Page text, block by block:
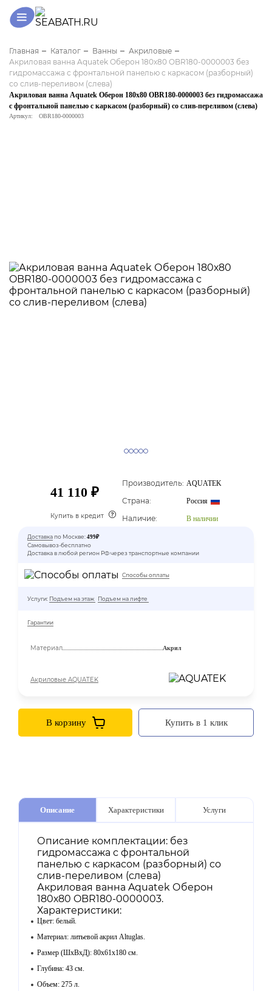
Главная Каталог Ванны
Акриловые
Акриловая ванна Aquatek Оберон 180х80 OBR180-0000003 без
гидромассажа с фронтальной панелью с каркасом (разборный)
со слив-переливом (слева)
Акриловая ванна Aquatek Оберон 180х80 OBR180-0000003 без гидромассажа
с фронтальной панелью с каркасом (разборный) со слив-переливом (слева)
Артикул: OBR180-0000003
41 110 ₽
Купить в кредит
Производитель: AQUATEK
Страна: Россия
Наличие: В наличии
Доставка по Москве: 499₽
Самовывоз-бесплатно
Доставка в любой регион РФ через транспортные компании
Способы оплаты
Услуги: Подъем на этаж Подъем на лифте
Гарантии
Материал Акрил
Акриловые AQUATEK
В корзину Купить в 1 клик
Описание Характеристики Услуги
Описание комплектации: без
гидромассажа с фронтальной
панелью с каркасом (разборный) со
слив-переливом (слева)
Акриловая ванна Aquatek Оберон
180х80 OBR180-0000003.
Характеристики:
Цвет: белый.
Материал: литьевой акрил Altuglas.
Размер (ШхВхД): 80х61x180 см.
Глубина: 43 см.
Объем: 275 л.